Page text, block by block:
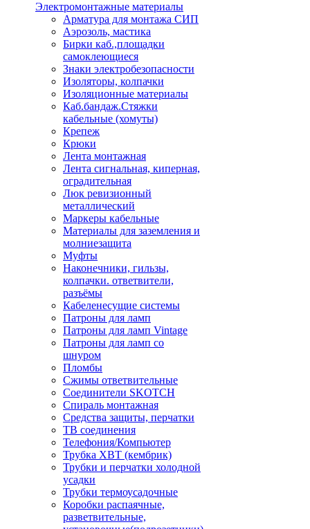
Электромонтажные материалы
Арматура для монтажа СИП
Аэрозоль, мастика
Бирки каб.,площадки
самоклеющиеся
Знаки электробезопасности
Изоляторы, колпачки
Изоляционные материалы
Каб.бандаж.Стяжки
кабельные (хомуты)
Крепеж
Крюки
Лента монтажная
Лента сигнальная, киперная,
оградительная
Люк ревизионный
металлический
Маркеры кабельные
Материалы для заземления и
молниезащита
Муфты
Наконечники, гильзы,
колпачки. ответвители,
разъёмы
Кабеленесущие системы
Патроны для ламп
Патроны для ламп Vintage
Патроны для ламп со
шнуром
Пломбы
Сжимы ответвительные
Соединители SKOTCH
Спираль монтажная
Средства защиты, перчатки
ТВ соединения
Телефония/Компьютер
Трубка ХВТ (кембрик)
Трубки и перчатки холодной
усадки
Трубки термоусадочные
Коробки распаячные,
разветвительные,